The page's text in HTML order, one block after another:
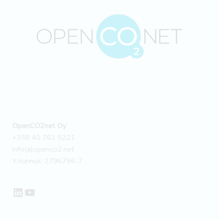
OpenCO2net Oy
+358 40 761 5221
info(a)openco2.net
Y-tunnus: 2796796-7
LinkedIn
YouTube